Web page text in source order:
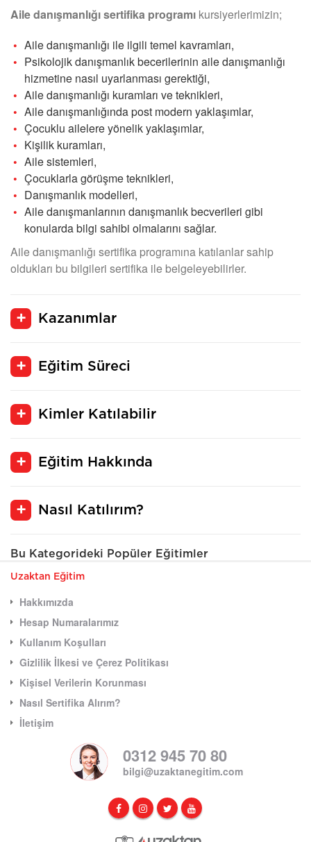
Aile danışmanlığı sertifika programı kursiyerlerimizin;
Aile danışmanlığı ile ilgili temel kavramları,
Psikolojik danışmanlık becerilerinin aile danışmanlığı
hizmetine nasıl uyarlanması gerektiği,
Aile danışmanlığı kuramları ve teknikleri,
Aile danışmanlığında post modern yaklaşımlar,
Çocuklu ailelere yönelik yaklaşımlar,
Kişilik kuramları,
Aile sistemleri,
Çocuklarla görüşme teknikleri,
Danışmanlık modelleri,
Aile danışmanlarının danışmanlık becverileri gibi
konularda bilgi sahibi olmalarını sağlar.
Aile danışmanlığı sertifika programına katılanlar sahip
oldukları bu bilgileri sertifika ile belgeleyebilirler.
Kazanımlar
Eğitim Süreci
Kimler Katılabilir
Eğitim Hakkında
Nasıl Katılırım?
Bu Kategorideki Popüler Eğitimler
Uzaktan Eğitim
Hakkımızda
Hesap Numaralarımız
Kullanım Koşulları
Gizlilik İlkesi ve Çerez Politikası
Kişisel Verilerin Korunması
Nasıl Sertifika Alırım?
İletişim
0312 945 70 80
bilgi@uzaktanegitim.com